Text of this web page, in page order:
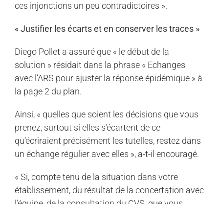
ces injonctions un peu contradictoires ».
« Justifier les écarts et en conserver les traces »
Diego Pollet a assuré que « le début de la
solution » résidait dans la phrase « Echanges
avec l’ARS pour ajuster la réponse épidémique » à
la page 2 du plan.
Ainsi, « quelles que soient les décisions que vous
prenez, surtout si elles s’écartent de ce
qu’écriraient précisément les tutelles, restez dans
un échange régulier avec elles », a-t-il encouragé.
« Si, compte tenu de la situation dans votre
établissement, du résultat de la concertation avec